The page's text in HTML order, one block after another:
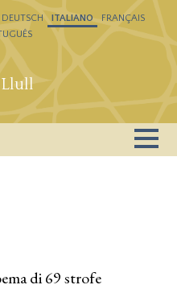
Llull
DEUTSCH ITALIANO
FRANÇAIS
di 69 strofe